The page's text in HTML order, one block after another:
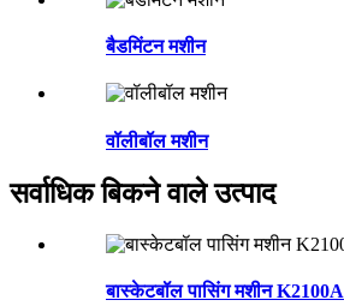
बैडमिंटन मशीन
वॉलीबॉल मशीन
सर्वाधिक बिकने वाले उत्पाद
बास्केटबॉल पासिंग मशीन K2100A